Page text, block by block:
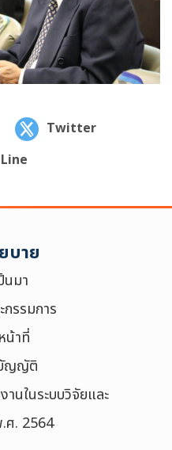
Twitter
Line
บาย
นมา
รรมการ
น้าที่
ญญัติ
นในระบบวิจัยและ
ศ. 2564